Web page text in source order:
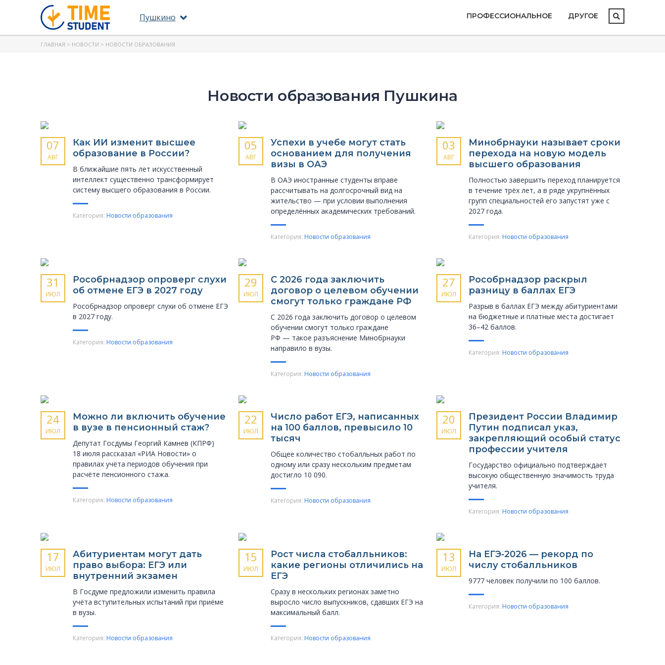
Пушкино ПРОФЕССИОНАЛЬНОЕ ДРУГОЕ
ГЛАВНАЯ > НОВОСТИ > НОВОСТИ ОБРАЗОВАНИЯ
Новости образования Пушкина
07
АВГ
Как ИИ изменит высшее
образование в России?
В ближайшие пять лет искусственный
интеллект существенно трансформирует
систему высшего образования в России.
Категория: Новости образования
05
АВГ
Успехи в учебе могут стать
основанием для получения
визы в ОАЭ
В ОАЭ иностранные студенты вправе
рассчитывать на долгосрочный вид на
жительство — при условии выполнения
определённых академических требований.
Категория: Новости образования
03
АВГ
Минобрнауки называет сроки
перехода на новую модель
высшего образования
Полностью завершить переход планируется
в течение трёх лет, а в ряде укрупнённых
групп специальностей его запустят уже с
2027 года.
Категория: Новости образования
31
ИЮЛ
Рособрнадзор опроверг слухи
об отмене ЕГЭ в 2027 году
Рособрнадзор опроверг слухи об отмене ЕГЭ
в 2027 году.
Категория: Новости образования
29
ИЮЛ
С 2026 года заключить
договор о целевом обучении
смогут только граждане РФ
С 2026 года заключить договор о целевом
обучении смогут только граждане
РФ — такое разъяснение Минобрнауки
направило в вузы.
Категория: Новости образования
27
ИЮЛ
Рособрнадзор раскрыл
разницу в баллах ЕГЭ
Разрыв в баллах ЕГЭ между абитуриентами
на бюджетные и платные места достигает
36–42 баллов.
Категория: Новости образования
24
ИЮЛ
Можно ли включить обучение
в вузе в пенсионный стаж?
Депутат Госдумы Георгий Камнев (КПРФ)
18 июля рассказал «РИА Новости» о
правилах учёта периодов обучения при
расчёте пенсионного стажа.
Категория: Новости образования
22
ИЮЛ
Число работ ЕГЭ, написанных
на 100 баллов, превысило 10
тысяч
Общее количество стобалльных работ по
одному или сразу нескольким предметам
достигло 10 090.
Категория: Новости образования
20
ИЮЛ
Президент России Владимир
Путин подписал указ,
закрепляющий особый статус
профессии учителя
Государство официально подтверждает
высокую общественную значимость труда
учителя.
Категория: Новости образования
17
ИЮЛ
Абитуриентам могут дать
право выбора: ЕГЭ или
внутренний экзамен
В Госдуме предложили изменить правила
учёта вступительных испытаний при приёме
в вузы.
Категория: Новости образования
15
ИЮЛ
Рост числа стобалльников:
какие регионы отличились на
ЕГЭ
Сразу в нескольких регионах заметно
выросло число выпускников, сдавших ЕГЭ на
максимальный балл.
Категория: Новости образования
13
ИЮЛ
На ЕГЭ‑2026 — рекорд по
числу стобалльников
9777 человек получили по 100 баллов.
Категория: Новости образования